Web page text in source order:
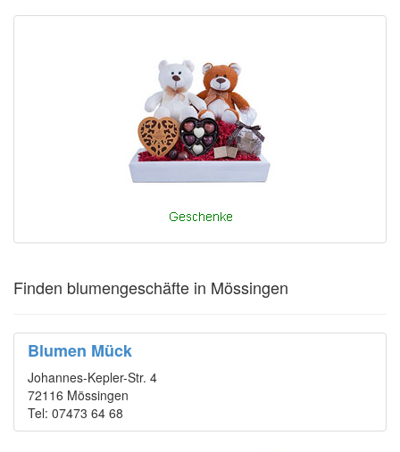
Finden blumengeschäfte in Mössingen
Blumen Mück
Johannes-Kepler-Str. 4
72116 Mössingen
Tel: 07473 64 68